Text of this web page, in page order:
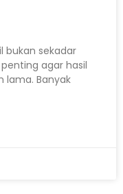
bukan sekadar
agar hasil
lama. Banyak